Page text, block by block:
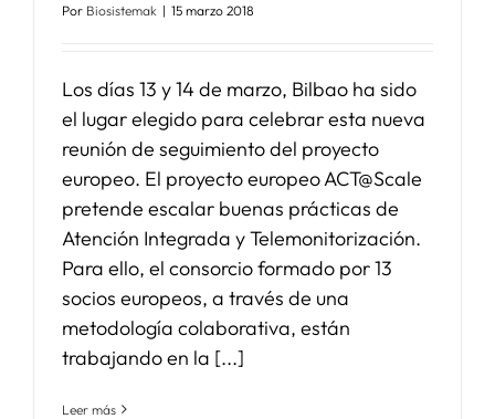
Por Biosistemak | 15 marzo 2018
Los días 13 y 14 de marzo, Bilbao ha sido
el lugar elegido para celebrar esta nueva
reunión de seguimiento del proyecto
europeo. El proyecto europeo ACT@Scale
pretende escalar buenas prácticas de
Atención Integrada y Telemonitorización.
Para ello, el consorcio formado por 13
socios europeos, a través de una
metodología colaborativa, están
trabajando en la [...]
Leer más